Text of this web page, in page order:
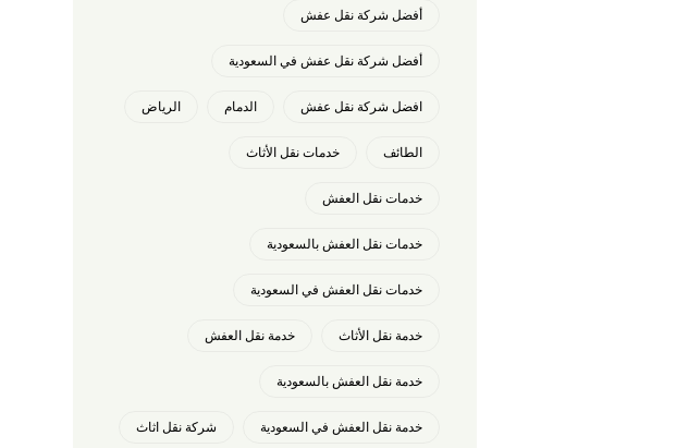
أفضل شركة نقل عفش
أفضل شركة نقل عفش في السعودية
افضل شركة نقل عفش الدمام الرياض
الطائف خدمات نقل الأثاث
خدمات نقل العفش
خدمات نقل العفش بالسعودية
خدمات نقل العفش في السعودية
خدمة نقل الأثاث خدمة نقل العفش
خدمة نقل العفش بالسعودية
خدمة نقل العفش في السعودية شركة نقل اثاث